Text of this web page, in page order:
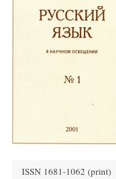
ISSN 1681-1062 (print)